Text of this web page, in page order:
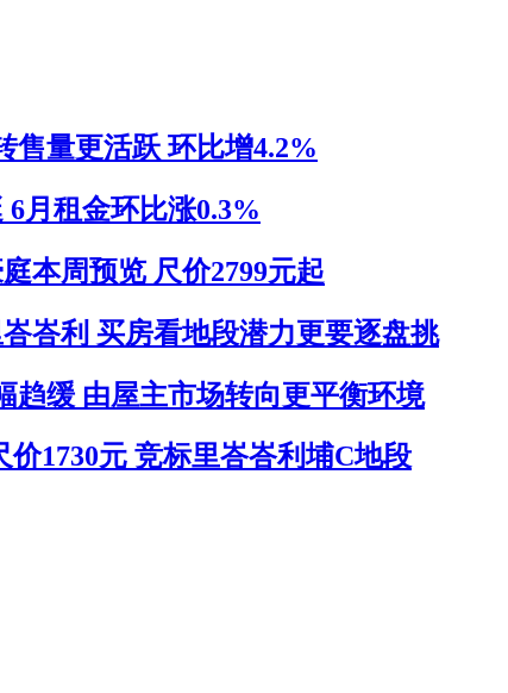
售量更活跃 环比增4.2%
月租金环比涨0.3%
本周预览 尺价2799元起
峇利 买房看地段潜力更要逐盘挑
趋缓 由屋主市场转向更平衡环境
1730元 竞标里峇峇利埔C地段